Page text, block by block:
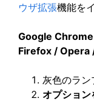
ウザ拡張機能を
Google
Firefox / Opera
灰色のラン
オプション